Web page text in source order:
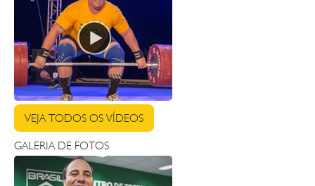
VEJA TODOS OS VÍDEOS
GALERIA DE FOTOS